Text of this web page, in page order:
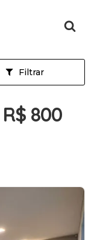
Filtrar
800